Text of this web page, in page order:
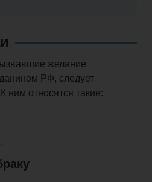
желание
РФ, следует
ним относятся такие: